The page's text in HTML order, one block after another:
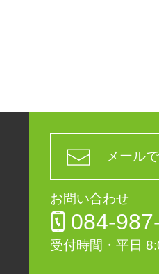
メール
お問い合わせ
084-
受付時間・平日